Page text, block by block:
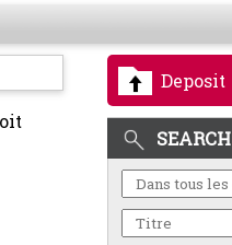
Deposit
SEARCH